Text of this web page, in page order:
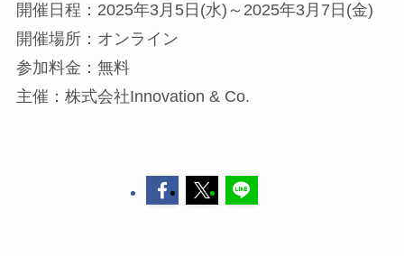
開催日程：2025年3月5日(水)～2025年3月7日(金)
開催場所：オンライン
参加料金：無料
主催：株式会社Innovation & Co.